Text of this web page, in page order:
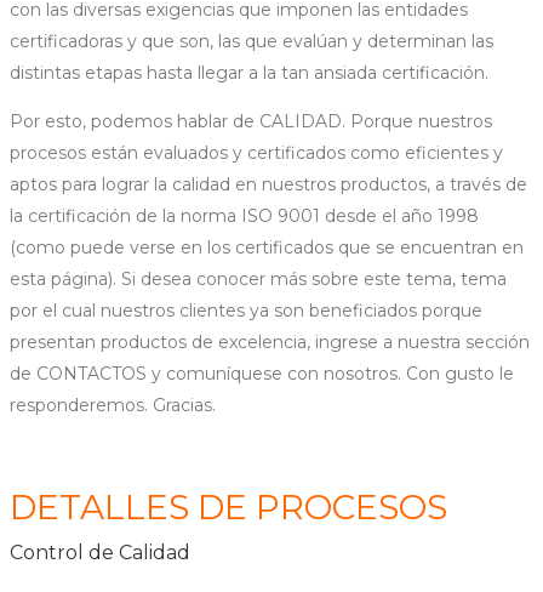
con las diversas exigencias que imponen las entidades
certificadoras y que son, las que evalúan y determinan las
distintas etapas hasta llegar a la tan ansiada certificación.
Por esto, podemos hablar de CALIDAD. Porque nuestros
procesos están evaluados y certificados como eficientes y
aptos para lograr la calidad en nuestros productos, a través de
la certificación de la norma ISO 9001 desde el año 1998
(como puede verse en los certificados que se encuentran en
esta página). Si desea conocer más sobre este tema, tema
por el cual nuestros clientes ya son beneficiados porque
presentan productos de excelencia, ingrese a nuestra sección
de CONTACTOS y comuníquese con nosotros. Con gusto le
responderemos. Gracias.
DETALLES DE PROCESOS
Control de Calidad